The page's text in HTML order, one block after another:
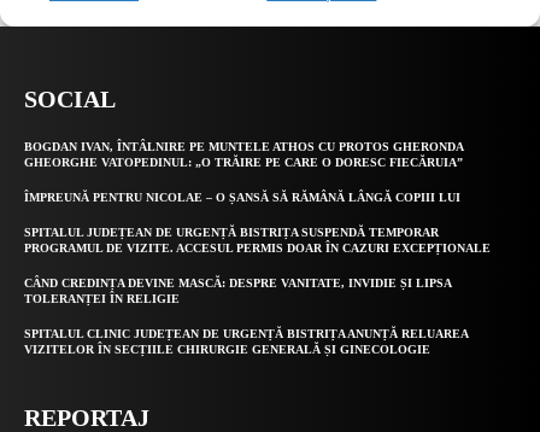
SOCIAL
BOGDAN IVAN, ÎNTÂLNIRE PE MUNTELE ATHOS CU PROTOS GHERONDA
GHEORGHE VATOPEDINUL: „O TRĂIRE PE CARE O DORESC FIECĂRUIA”
ÎMPREUNĂ PENTRU NICOLAE – O ȘANSĂ SĂ RĂMÂNĂ LÂNGĂ COPIII LUI
SPITALUL JUDEȚEAN DE URGENȚĂ BISTRIȚA SUSPENDĂ TEMPORAR
PROGRAMUL DE VIZITE. ACCESUL PERMIS DOAR ÎN CAZURI EXCEPȚIONALE
CÂND CREDINȚA DEVINE MASCĂ: DESPRE VANITATE, INVIDIE ȘI LIPSA
TOLERANȚEI ÎN RELIGIE
SPITALUL CLINIC JUDEȚEAN DE URGENȚĂ BISTRIȚA ANUNȚĂ RELUAREA
VIZITELOR ÎN SECȚIILE CHIRURGIE GENERALĂ ȘI GINECOLOGIE
REPORTAJ